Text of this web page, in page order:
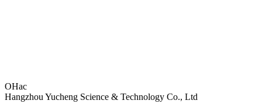
ОНас
Hangzhou Yucheng Science & Technology Co., Ltd